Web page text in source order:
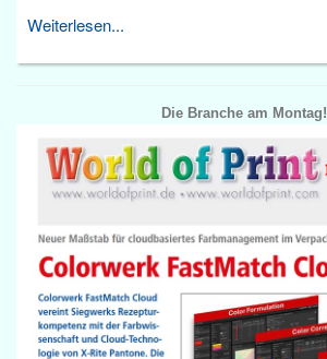
Weiterlesen...
Die Branche am Montag!